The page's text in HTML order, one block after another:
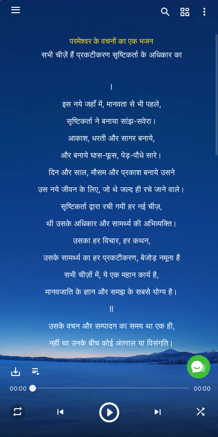
परमेश्वर के वचनों का एक भजन
सभी चीज़ें हैं प्रकटीकरण सृष्टिकर्ता के अधिकार का
I
इस नये जहाँ में, मानवता से भी पहले,
सृष्टिकर्ता ने बनाया सांझ-सवेरा।
आकाश, धरती और सागर बनाये,
और बनाये घास-फूस, पेड़-पौधे सारे।
दिन और साल, मौसम और प्रकाश बनाये उसने
उस नये जीवन के लिए, जो थे जल्द ही रचे जाने वाले।
सृष्टिकर्ता द्वारा रची गयी हर नई चीज़,
थी उसके अधिकार और सामर्थ्य की अभिव्यक्ति।
उसका हर विचार, हर कथन,
उसके सामर्थ्य का हर प्रकटीकरण, बेजोड़ नमूना है
सभी चीज़ों में, ये एक महान कार्य है,
मानवजाति के ज्ञान और समझ के सबसे योग्य है।
II
उसके वचन और सम्पादन का समय था एक ही,
नहीं था उनके बीच कोई अंतराल या विसंगति।
सभी नई चीज़ों का प्रकटन और जन्म
जो किया गया सम्पन्न रहेगा वो सदा सर्वदा।
00:00 00:00